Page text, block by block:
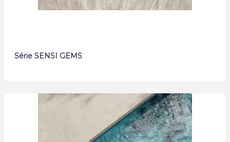
Série SENSI GEMS